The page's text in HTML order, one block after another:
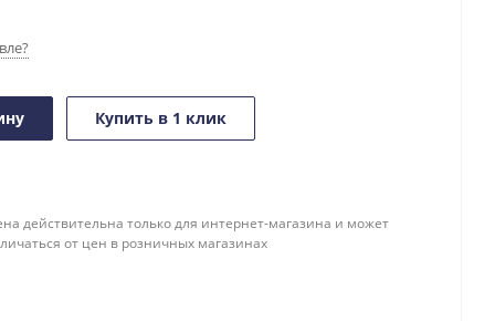
Купить в 1 клик
действительна только для интернет-магазина и может
от цен в розничных магазинах